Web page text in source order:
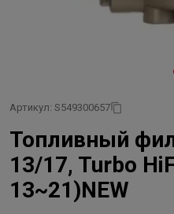
Артикул: S549300657
Топливный
13/17, Turbo
13~21)NEW